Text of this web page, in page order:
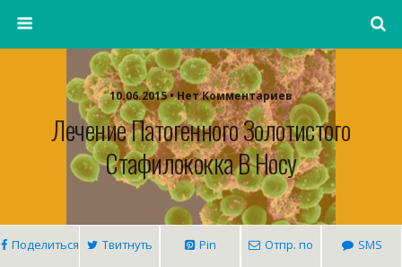
10.06.2015 • Нет Комментариев
Лечение Патогенного Золотистого
Стафилококка В Носу
Поделиться Твитнуть Pin
Отпр. по
SMS